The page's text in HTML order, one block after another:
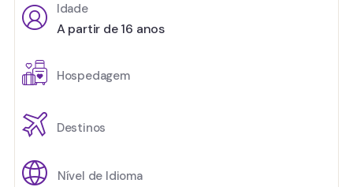
Idade
A partir de 16 anos
Hospedagem
Destinos
Nível de Idioma